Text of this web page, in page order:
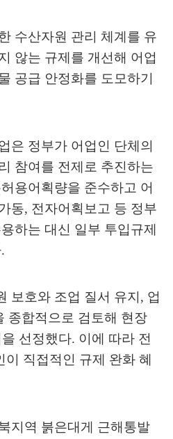
수산자원 관리 체계를 유
않는 규제를 개선해 어업
공급 안정화를 도모하기
은 정부가 어업인 단체의
참여를 전제로 추진하는
용어획량을 준수하고 어
동, 전자어획보고 등 정부
하는 대신 일부 투입규제
.
보호와 조업 질서 유지, 업
종합적으로 검토해 현장
선정했다. 이에 따라 전
이 직접적인 규제 완화 혜
지역 붉은대게 근해통발